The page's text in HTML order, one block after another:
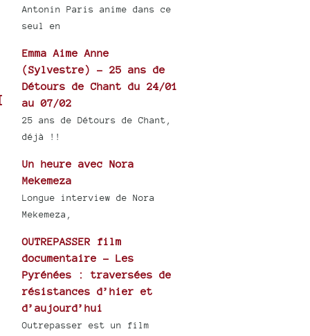
Antonin Paris anime dans ce
seul en
Emma Aime Anne
(Sylvestre) - 25 ans de
Détours de Chant du 24/01
au 07/02
25 ans de Détours de Chant,
déjà !!
Un heure avec Nora
Mekemeza
Longue interview de Nora
Mekemeza,
OUTREPASSER film
documentaire - Les
Pyrénées : traversées de
résistances d’hier et
d’aujourd’hui
Outrepasser est un film